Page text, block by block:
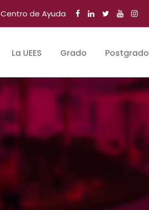
Centro de Ayuda
La UEES Grado Postgrado